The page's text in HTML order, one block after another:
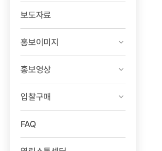
보도자료
홍보이미지
홍보영상
입찰구매
FAQ